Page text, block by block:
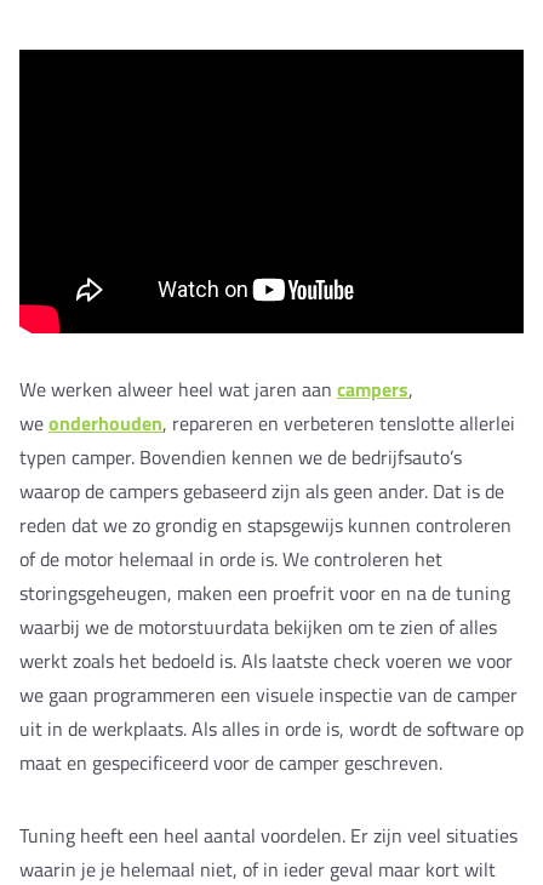
We werken alweer heel wat jaren aan campers,
weonderhouden, repareren en verbeteren tenslotte allerlei
typen camper. Bovendien kennen we de bedrijfsauto’s
waarop de campers gebaseerd zijn als geen ander. Dat is de
reden dat we zo grondig en stapsgewijs kunnen controleren
of de motor helemaal in orde is. We controleren het
storingsgeheugen, maken een proefrit voor en na de tuning
waarbij we de motorstuurdata bekijken om te zien of alles
werkt zoals het bedoeld is. Als laatste check voeren we voor
we gaan programmeren een visuele inspectie van de camper
uit in de werkplaats. Als alles in orde is, wordt de software op
maat en gespecificeerd voor de camper geschreven.
Tuning heeft een heel aantal voordelen. Er zijn veel situaties
waarin je je helemaal niet, of in ieder geval maar kort wilt